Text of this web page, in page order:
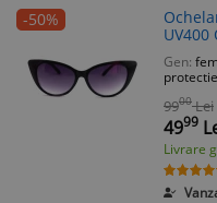
-50%
UV400
Classic
Gen:
9900 Lei
4999
Livrare